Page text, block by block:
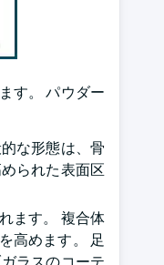
す。 パウダー
な形態は、骨
られた表面区
ます。 複合体
高めます。 足